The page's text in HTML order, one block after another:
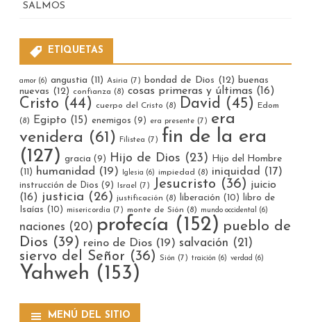
SALMOS
ETIQUETAS
amor (6) angustia (11) Asiria (7) bondad de Dios (12) buenas
nuevas (12) confianza (8) cosas primeras y últimas (16)
Cristo (44) cuerpo del Cristo (8) David (45)
Edom
(8) Egipto (15) enemigos (9) era presente (7) era
venidera (61) Filistea (7) fin de la era
(127) gracia (9) Hijo de Dios (23)
Hijo del Hombre
(11)
humanidad (19) Iglesia (6) impiedad (8) iniquidad (17)
instrucción de Dios (9) Israel (7) Jesucristo (36) juicio
(16) justicia (26) justificación (8) liberación (10)
libro de
Isaías (10) misericordia (7) monte de Sión (8) mundo occidental (6)
naciones (20) profecía (152) pueblo de
Dios (39) reino de Dios (19) salvación (21)
siervo del Señor (36) Sión (7) traición (6) verdad (6)
Yahweh (153)
MENÚ DEL SITIO